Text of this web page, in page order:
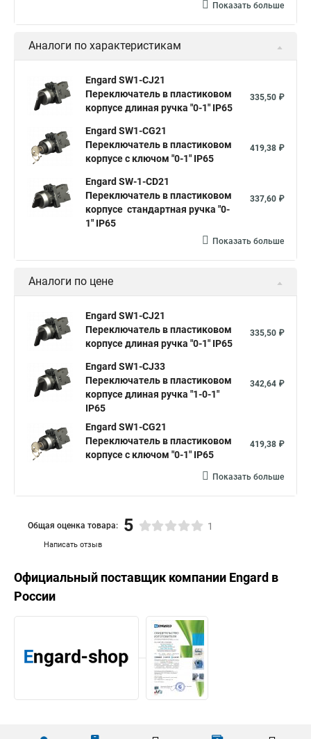
Показать больше
Аналоги по характеристикам
Engard SW1-CJ21
Переключатель в пластиковом
корпусе длиная ручка "0-1" IP65
335,50 ₽
Engard SW1-CG21
Переключатель в пластиковом
корпусе с ключом "0-1" IP65
419,38 ₽
Engard SW-1-CD21
Переключатель в пластиковом
корпусе стандартная ручка "0-
1" IP65
337,60 ₽
Показать больше
Аналоги по цене
Engard SW1-CJ21
Переключатель в пластиковом
корпусе длиная ручка "0-1" IP65
335,50 ₽
Engard SW1-CJ33
Переключатель в пластиковом
корпусе длиная ручка "1-0-1"
IP65
342,64 ₽
Engard SW1-CG21
Переключатель в пластиковом
корпусе с ключом "0-1" IP65
419,38 ₽
Показать больше
Написать отзыв
Общая оценка товара: 5 1
Официальный поставщик компании Engard в
России